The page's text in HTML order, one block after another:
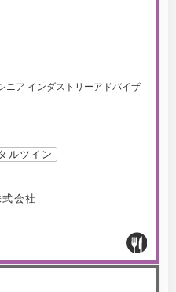
ニア インダストリーアドバイザ
ルツイン
会社